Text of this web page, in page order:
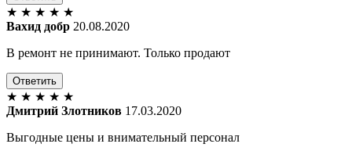
★ ★ ★ ★ ★
Вахид добр 20.08.2020
В ремонт не принимают. Только продают
Ответить
★ ★ ★ ★ ★
Дмитрий Злотников 17.03.2020
Выгодные цены и внимательный персонал